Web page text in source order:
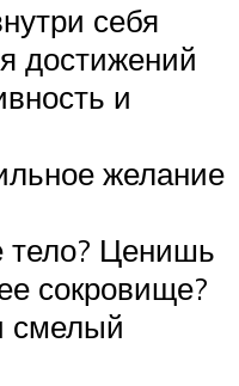
себя
достижений
и
желание
Ценишь
сокровище?
смелый